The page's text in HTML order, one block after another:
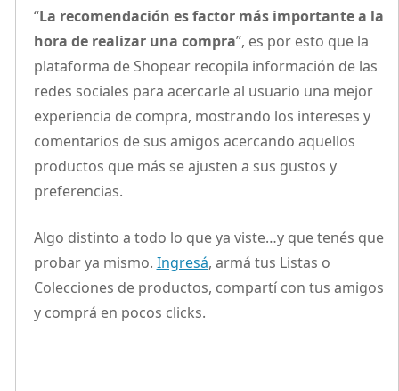
“La recomendación es factor más importante a la
hora de realizar una compra”, es por esto que la
plataforma de Shopear recopila información de las
redes sociales para acercarle al usuario una mejor
experiencia de compra, mostrando los intereses y
comentarios de sus amigos acercando aquellos
productos que más se ajusten a sus gustos y
preferencias.
Algo distinto a todo lo que ya viste…y que tenés que
probar ya mismo. Ingresá, armá tus Listas o
Colecciones de productos, compartí con tus amigos
y comprá en pocos clicks.